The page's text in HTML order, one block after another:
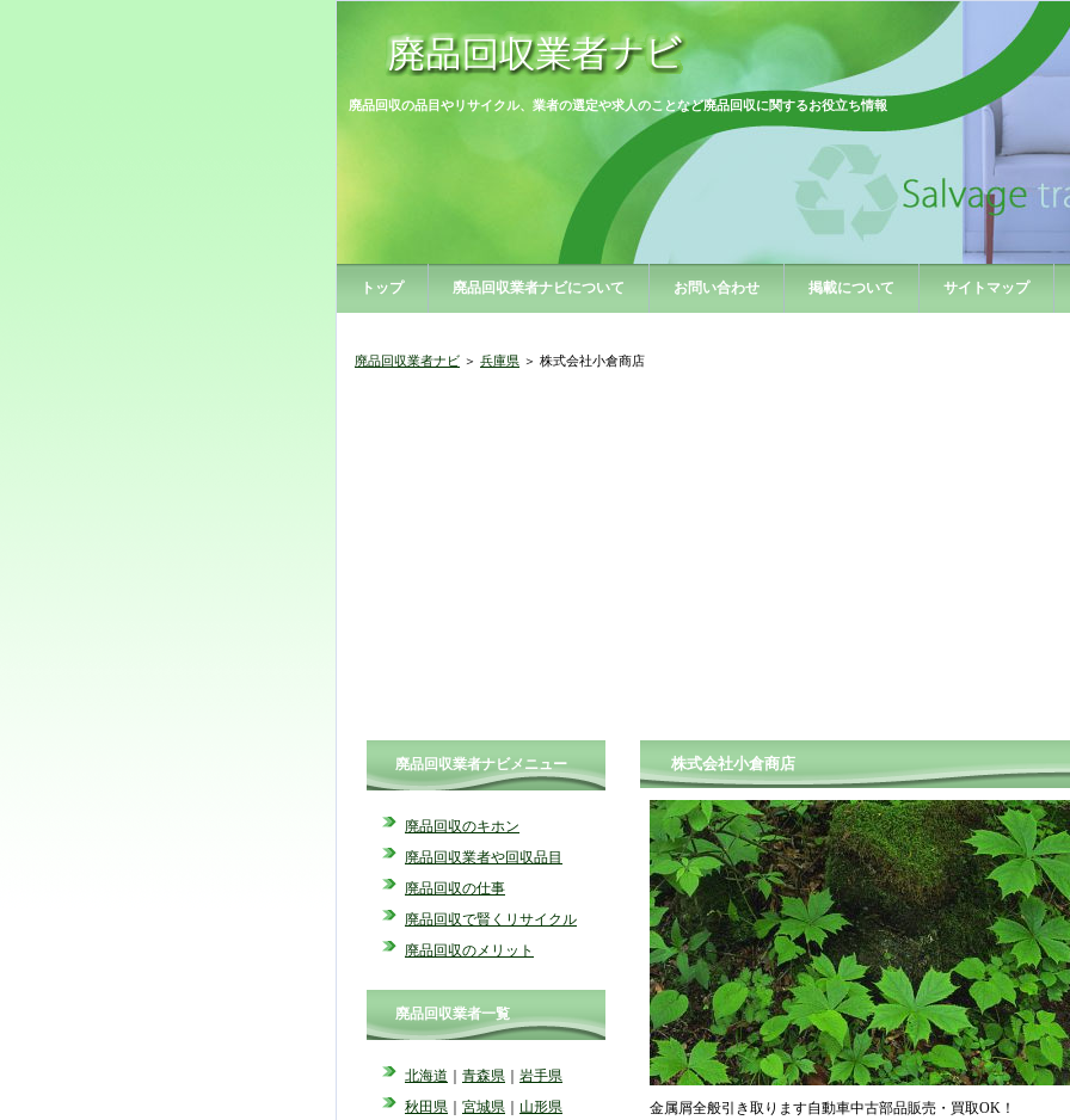
廃品回収の品目やリサイクル、業者の選定や求人のことなど廃品回収に関するお役立ち情報
トップ 廃品回収業者ナビについて お問い合わせ 掲載について サイトマップ
廃品回収業者ナビ ＞ 兵庫県 ＞ 株式会社小倉商店
株式会社小倉商店
金属屑全般引き取ります自動車中古部品販売・買取OK！
廃品回収業者ナビメニュー
廃品回収のキホン
廃品回収業者や回収品目
廃品回収の仕事
廃品回収で賢くリサイクル
廃品回収のメリット
廃品回収業者一覧
北海道 青森県
岩手県
秋田県
宮城県
山形県